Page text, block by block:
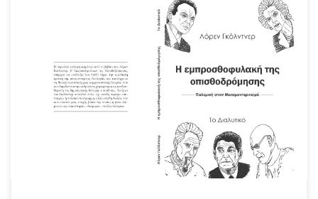
Κυκλοφορεί από τη συντακτική ομάδα του περιοδικού Το
Διαλυτικό η ελληνική μετάφραση του βιβλίου του Λόρεν
Γκόλντερ, Η εμπροσθοφυλακή της οπισθοδρόμησης. Μπορείτε να
βρείτε το βιβλίο στα παρακάτω σημεία: (από τις 18/12/2025 και η
λίστα θα ενημερώνεται) ΑΘΗΝΑ Καταλήψεις/κινηματικοί χώροι:
Διάκενο, Στέκι Άνω-Κάτω Πατησίων Βιβλιοπωλεία: Εναλλακτικό
Βιβλιοπωλείο, Εκδόσεις των συναδέλφων, Κομπραί, Ναυτίλος,
Πολιτεία, La Zone, Red n’ Noir Άλλα σημεία: Λοκομοτίβα,
Ψιλικατζίδικο Βαλτετσίου ΘΕΣΣΑΛΟΝΙΚΗ Καταλήψεις/κινηματικοί
χώροι: Κατάληψη Φάμπρικα Υφανέτ, Κοινωνικό Κέντρο Ovradera,
Ελευθεριακό Στέκι Victoire (προσεχώς) Βιβλιοπωλεία: Κεντρί
ΠΑΤΡΑ Καταλήψεις/κινηματικοί χώροι: Αυτοδιαχειριζόμενος χώρος